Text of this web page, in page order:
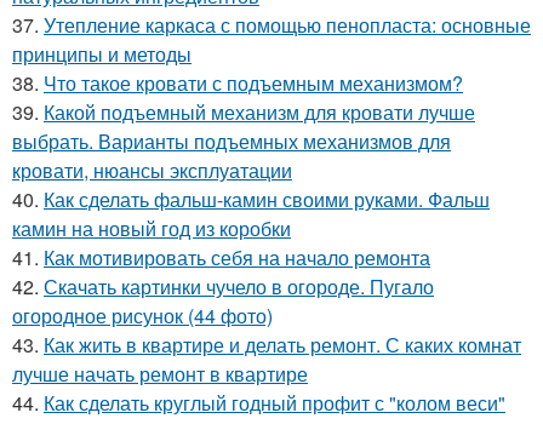
37. Утепление каркаса с помощью пенопласта: основные
принципы и методы
38. Что такое кровати с подъемным механизмом?
39. Какой подъемный механизм для кровати лучше
выбрать. Варианты подъемных механизмов для
кровати, нюансы эксплуатации
40. Как сделать фальш-камин своими руками. Фальш
камин на новый год из коробки
41. Как мотивировать себя на начало ремонта
42. Скачать картинки чучело в огороде. Пугало
огородное рисунок (44 фото)
43. Как жить в квартире и делать ремонт. С каких комнат
лучше начать ремонт в квартире
44. Как сделать круглый годный профит с "колом веси"